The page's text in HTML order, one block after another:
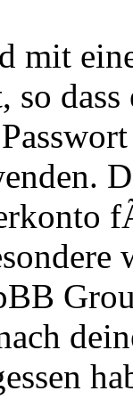
mit
so